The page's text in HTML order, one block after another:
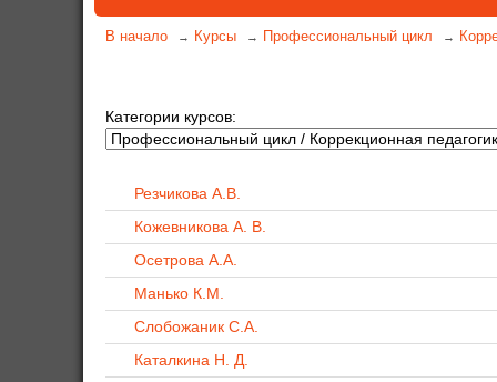
В начало → Курсы → Профессиональный цикл →
Категории курсов:
Резчикова А.В.
Кожевникова А. В.
Осетрова А.А.
Манько К.М.
Слобожаник С.А.
Каталкина Н. Д.